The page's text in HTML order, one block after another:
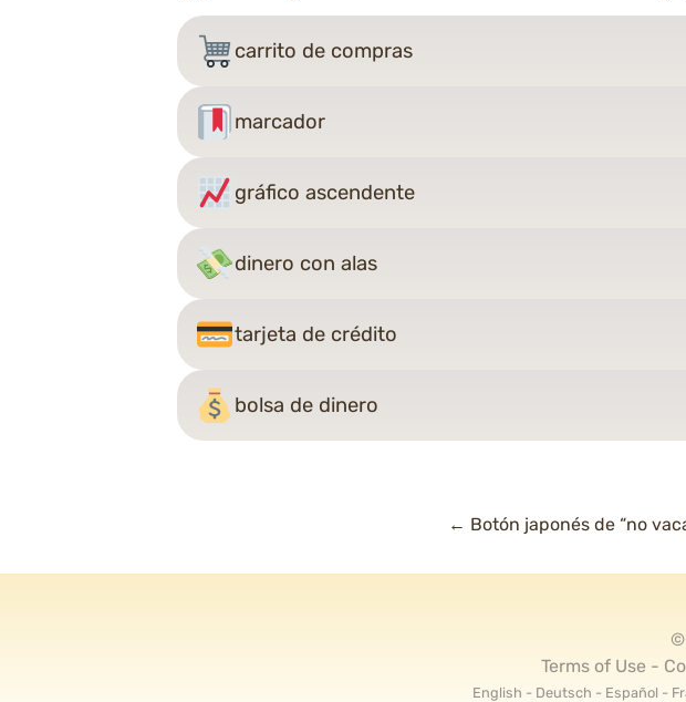
carrito de compras
marcador
gráfico ascendente
dinero con alas
tarjeta de crédito
bolsa de dinero
Navegación
entradas
← Botón japonés de “no
©
Terms of Use
English Deutsch Español